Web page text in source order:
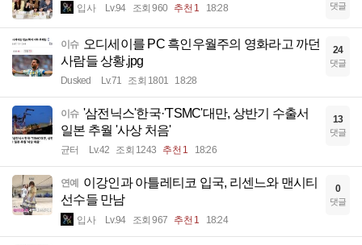
입사 Lv.94 조회 960 추천 1 18:28 댓글
이슈 오디세이를 PC 흑인우월주의 영화라고 까던
사람들 상황.jpg
Dusked Lv.71 조회 1801 18:28
24
댓글
이슈 '삼전닉스'한국·'TSMC'대만, 상반기 수출서
일본 추월 '사상 처음'
균터 Lv.42 조회 1243 추천 1 18:26
13
댓글
연예
이강인과 아틀레티코 입국, 리센느와 맨시티
선수들 만남
입사 Lv.94 조회 967 추천 1 18:24
0
댓글